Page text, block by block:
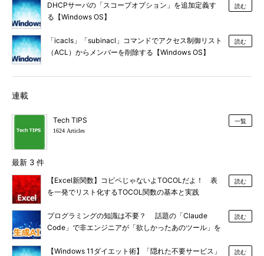
DHCPサーバの「スコープオプション」を追加定義す
る【Windows OS】
読む
「icacls」「subinacl」コマンドでアクセス制御リスト
（ACL）からメンバーを削除する【Windows OS】
読む
連載
Tech TIPS
1624 Articles
一覧
最新 3 件
【Excel新関数】コピペじゃないよTOCOLだよ！ 表
を一発でリスト化するTOCOL関数の基本と実践
読む
プログラミングの知識は不要？ 話題の「Claude
Code」で非エンジニアが「欲しかったあのツール」を
読む
【Windows 11ダイエット術】「隠れた不要サービス」
読む